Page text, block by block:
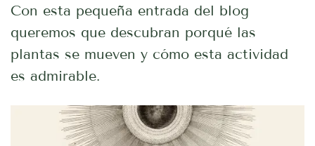
Con esta pequeña entrada del blog
queremos que descubran porqué las
plantas se mueven y cómo esta actividad
es admirable.